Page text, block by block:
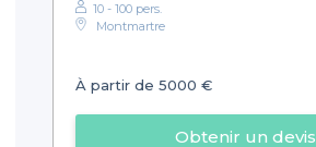
10 - 100 pers.
Montmartre
À partir de 5000 €
Obtenir un devis